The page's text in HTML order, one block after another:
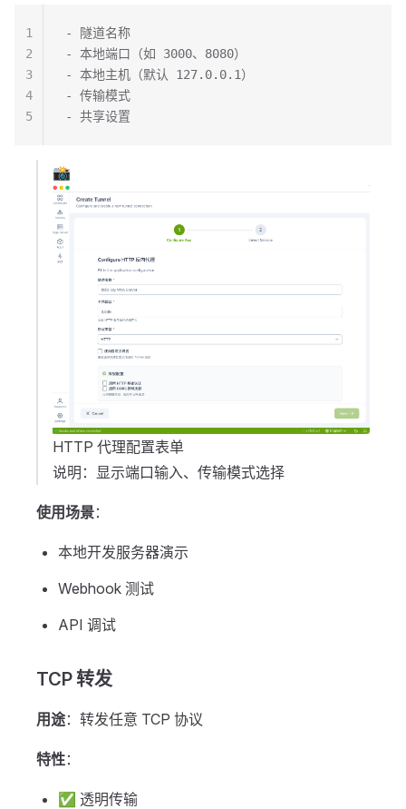
- 隧道名称
- 本地端口（如 3000、8080）
- 本地主机（默认 127.0.0.1）
- 传输模式
- 共享设置
1
2
3
4
5
📸
HTTP 代理配置表单
说明：显示端口输入、传输模式选择
使用场景：
本地开发服务器演示
Webhook 测试
API 调试
TCP 转发
用途：转发任意 TCP 协议
特性：
✅ 透明传输